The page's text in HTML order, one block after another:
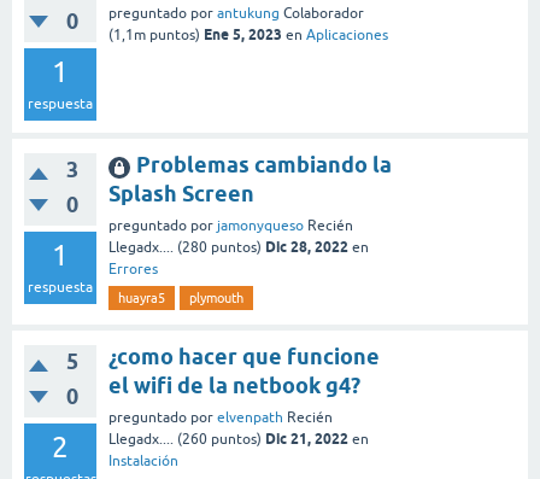
0
1
respuesta
preguntado por antukung Colaborador
(1,1m puntos) Ene 5, 2023 en Aplicaciones
3
0
1
respuesta
Problemas cambiando la
Splash Screen
preguntado por jamonyqueso Recién
Llegadx.... (280 puntos) Dic 28, 2022 en
Errores
huayra5 plymouth
5
0
2
¿como hacer que funcione
el wifi de la netbook g4?
preguntado por elvenpath Recién
Llegadx.... (260 puntos) Dic 21, 2022 en
Instalación